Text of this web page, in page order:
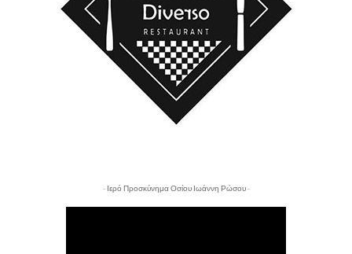
- Ιερό Προσκύνημα Οσίου Ιωάννη Ρώσου -